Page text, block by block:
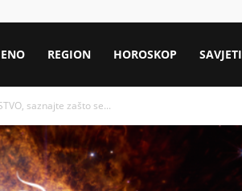
REGION HOROSKOP SAVJETI
saznajte zašto se...